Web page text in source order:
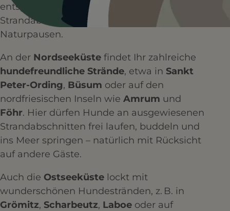
entspannte Spaziergänge, wilde
Strandabenteuer und gemütliche
Naturpausen.
An der Nordseeküste findet Ihr zahlreiche
hundefreundliche Strände, etwa in Sankt
Peter-Ording, Büsum oder auf den
nordfriesischen Inseln wie Amrum und
Föhr. Hier dürfen Hunde an ausgewiesenen
Strandabschnitten frei laufen, buddeln und
ins Meer springen – natürlich mit Rücksicht
auf andere Gäste.
Auch die Ostseeküste lockt mit
wunderschönen Hundestränden, z. B. in
Grömitz, Scharbeutz, Laboe oder auf